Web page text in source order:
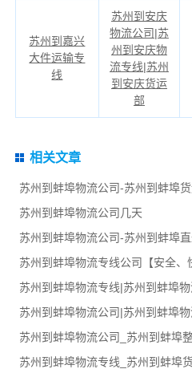
苏州到嘉兴
大件运输专
线
苏州到安庆
物流公司|苏
州到安庆物
流专线|苏州
到安庆货运
部
相关文章
苏州到蚌埠物流公司-苏州到蚌埠
苏州到蚌埠物流公司几天
苏州到蚌埠物流公司-苏州到蚌埠
苏州到蚌埠物流专线公司【安全、
苏州到蚌埠物流专线|苏州到蚌埠
苏州到蚌埠物流公司|苏州到蚌埠
苏州到蚌埠物流公司_苏州到蚌埠
苏州到蚌埠物流专线_苏州到蚌埠